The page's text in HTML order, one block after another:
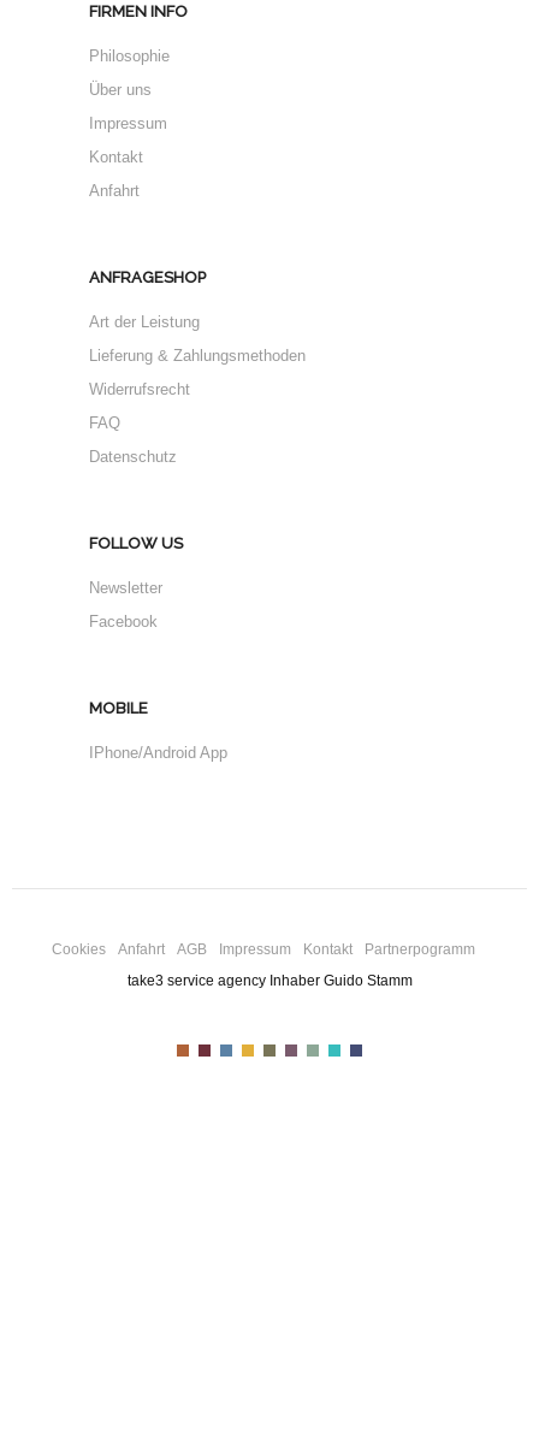
FIRMEN INFO
Philosophie
Über uns
Impressum
Kontakt
Anfahrt
ANFRAGESHOP
Art der Leistung
Lieferung & Zahlungsmethoden
Widerrufsrecht
FAQ
Datenschutz
FOLLOW US
Newsletter
Facebook
MOBILE
IPhone/Android App
Cookies Anfahrt AGB Impressum Kontakt
Partnerpogramm
take3 service agency Inhaber Guido Stamm